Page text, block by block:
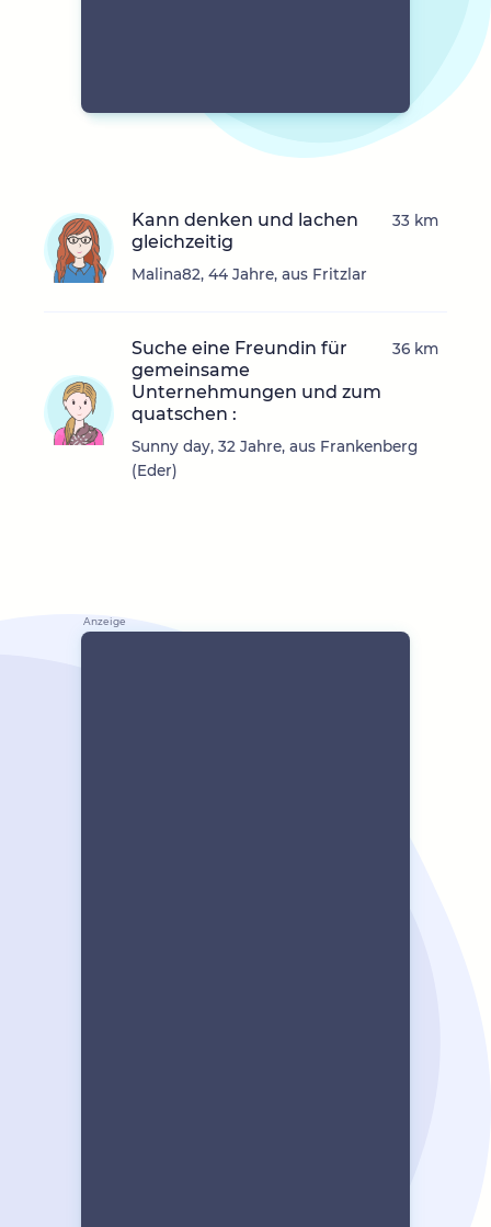
Kann denken und lachen
gleichzeitig
Malina82, 44 Jahre, aus Fritzlar
33 km
Suche eine Freundin für
gemeinsame
Unternehmungen und zum
quatschen :
Sunny day, 32 Jahre, aus Frankenberg
(Eder)
36 km